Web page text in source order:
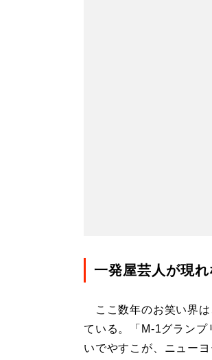
一発屋芸人が現
ここ数年のお笑い界は
ている。「M-1グランプ
いでやすこが、ニュー